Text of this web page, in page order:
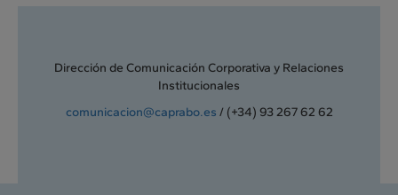
Dirección de Comunicación Corporativa y Relaciones
Institucionales
comunicacion@caprabo.es / (+34) 93 267 62 62